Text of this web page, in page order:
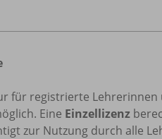
für registrierte Lehrerinnen
Eine Einzellizenz
zur Nutzung durch alle